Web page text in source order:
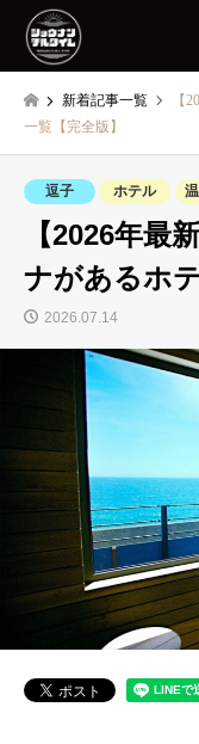
新着記事一覧
【
一覧【完全版】
逗子 ホテル
【2026年最
ナがあるホ
2026.07.14